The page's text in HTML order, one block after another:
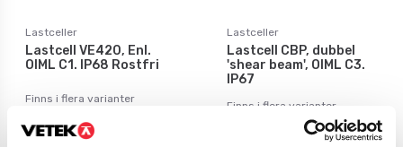
Lastceller
Lastcell VE420, Enl.
OIML C1. IP68 Rostfri
Finns i flera varianter
Pris från: 5 990 kr
Lastceller
Lastcell CBP, dubbel
'shear beam', OIML C3.
IP67
Finns i flera varianter
Pris från: 6 495 kr